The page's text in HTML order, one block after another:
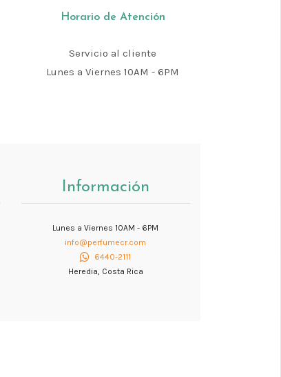
Horario de Atención
Servicio al cliente
Lunes a Viernes 10AM - 6PM
Información
Lunes a Viernes 10AM - 6PM
info@perfumecr.com
6440-2111
Heredia, Costa Rica